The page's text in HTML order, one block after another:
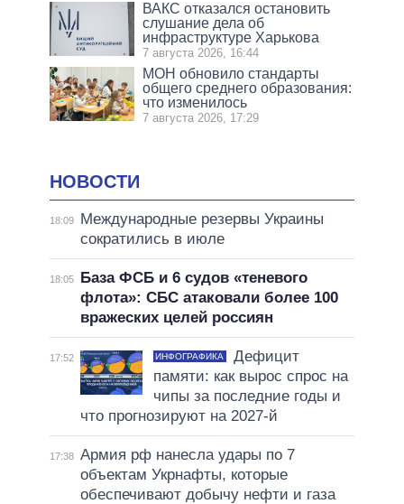
ВАКС отказался остановить
слушание дела об
инфраструктуре Харькова
7 августа 2026, 16:44
МОН обновило стандарты
общего среднего образования:
что изменилось
7 августа 2026, 17:29
НОВОСТИ
18:09
Международные резервы Украины
сократились в июле
18:05
База ФСБ и 6 судов «теневого
флота»: СБС атаковали более 100
вражеских целей россиян
17:52 ИНФОГРАФИКА
Дефицит
памяти: как вырос спрос на
чипы за последние годы и
что прогнозируют на 2027-й
17:38 Армия рф нанесла удары по 7
объектам Укрнафты, которые
обеспечивают добычу нефти и газа